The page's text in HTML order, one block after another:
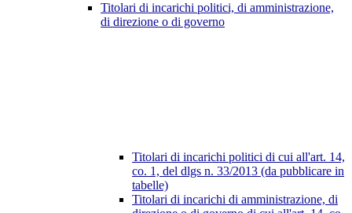
Titolari di incarichi politici, di amministrazione,
di direzione o di governo
Titolari di incarichi politici di cui all'art. 14,
co. 1, del dlgs n. 33/2013 (da pubblicare in
tabelle)
Titolari di incarichi di amministrazione, di